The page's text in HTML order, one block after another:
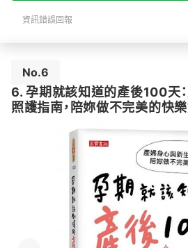
資訊錯誤回報
No.6
6. 孕期就該知道的產後100天
照護指南，陪妳做不完美的快